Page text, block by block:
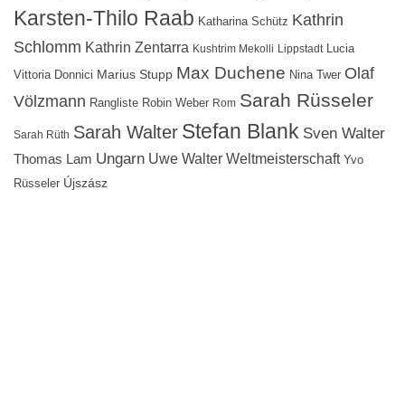
Karsten-Thilo Raab Katharina Schütz Kathrin
Schlomm Kathrin Zentarra Kushtrim Mekolli Lippstadt Lucia
Vittoria Donnici Marius Stupp Max Duchene Nina Twer Olaf
Völzmann Rangliste Robin Weber Rom Sarah Rüsseler
Sarah Rüth Sarah Walter Stefan Blank Sven Walter
Thomas Lam Ungarn Uwe Walter Weltmeisterschaft Yvo
Rüsseler Újszász